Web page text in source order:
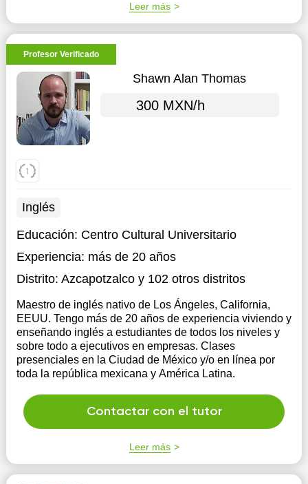
Leer más
Profesor Verificado
Shawn Alan Thomas
300 MXN/h
Inglés
Educación: Centro Cultural Universitario
Experiencia: más de 20 años
Distrito: Azcapotzalcoy 102 otros distritos
Maestro de inglés nativo de Los Ángeles, California,
EEUU. Tengo más de 20 años de experiencia viviendo y
enseñando inglés a estudiantes de todos los niveles y
sobre todo a ejecutivos en empresas. Clases
presenciales en la Ciudad de México y/o en línea por
toda la república mexicana y América Latina.
Contactar con el tutor
Leer más